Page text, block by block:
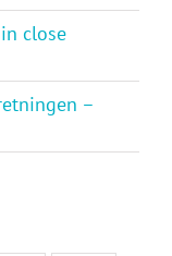
close
–